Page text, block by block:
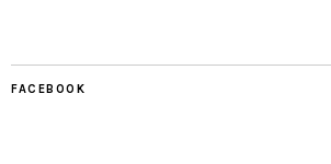
FACEBOOK